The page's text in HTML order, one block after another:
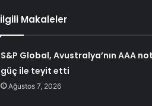
İlgili Makaleler
S&P Global, Avustralya’nın AAA
güç ile teyit etti
Ağustos 7, 2026